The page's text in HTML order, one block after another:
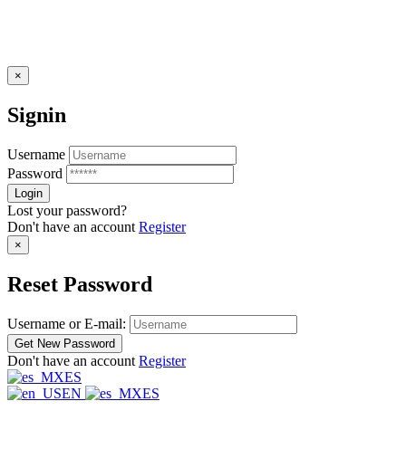
×
Signin
Username
Password
Lost your password?
Don't have an account Register
×
Reset Password
Username or E-mail:
Don't have an account Register
ES
EN
ES